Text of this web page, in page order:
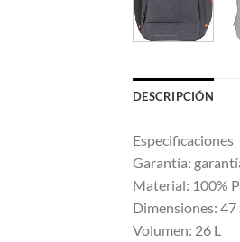
DESCRIPCIÓN
Especificaciones
Garantía:
Material: 100%
Dimensiones: 47
Volumen: 26 L